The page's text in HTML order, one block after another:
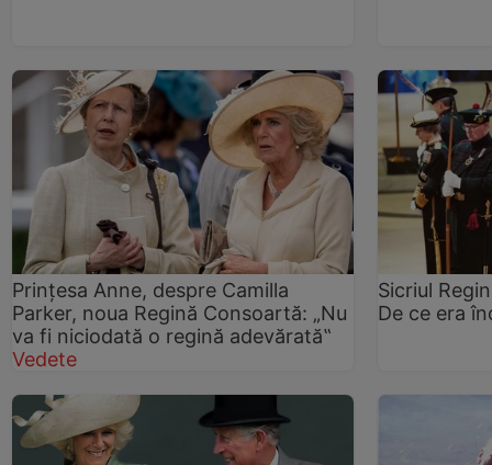
Prințesa Anne, despre Camilla
Parker, noua Regină Consoartă: „Nu
va fi niciodată o regină adevărată‟
Vedete
Sicriul
De ce era